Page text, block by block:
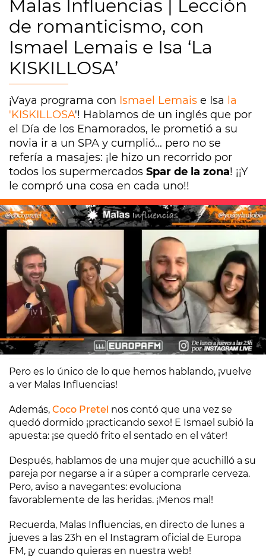
Malas Influencias | Lección
de romanticismo, con
Ismael Lemais e Isa ‘La
KISKILLOSA’
¡Vaya programa con Ismael Lemais e Isa la
'KISKILLOSA'! Hablamos de un inglés que por
el Día de los Enamorados, le prometió a su
novia ir a un SPA y cumplió... pero no se
refería a masajes: ¡le hizo un recorrido por
todos los supermercados Spar de la zona! ¡¡Y
le compró una cosa en cada uno!!
Coco Pretel
Laura Lobo
Madrid 05/03/2020 16:24
Pero es lo único de lo que hemos hablando, ¡vuelve
a ver Malas Influencias!
Además, Coco Pretel nos contó que una vez se
quedó dormido ¡practicando sexo! E Ismael subió la
apuesta: ¡se quedó frito el sentado en el váter!
Después, hablamos de una mujer que acuchilló a su
pareja por negarse a ir a súper a comprarle cerveza.
Pero, aviso a navegantes: evoluciona
favorablemente de las heridas. ¡Menos mal!
Recuerda, Malas Influencias, en directo de lunes a
jueves a las 23h en el Instagram oficial de Europa
FM, ¡y cuando quieras en nuestra web!